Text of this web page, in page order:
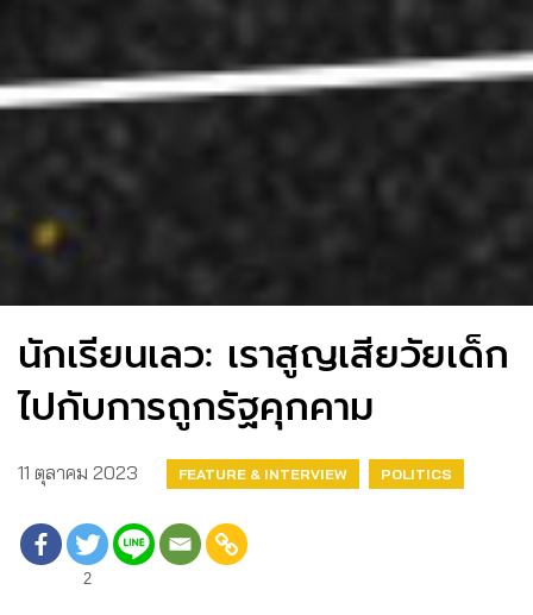
นักเรียนเลว: เราสูญเสียวัยเด็ก
ไปกับการถูกรัฐคุกคาม
11 ตุลาคม 2023 FEATURE & INTERVIEW POLITICS
2